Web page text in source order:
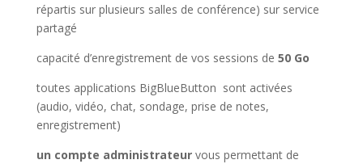
répartis sur plusieurs salles de conférence) sur service
partagé
capacité d’enregistrement de vos sessions de 50 Go
toutes applications BigBlueButton sont activées
(audio, vidéo, chat, sondage, prise de notes,
enregistrement)
un compte administrateurvous permettant de